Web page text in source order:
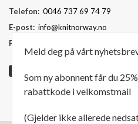
Telefon: 0046 737 69 74 79
E-post: info@knitnorway.no
Foretaksregisteret:
Meld deg på vårt
Som ny abonnent får du
rabattkode i velkomstmail
(Gjelder ikke allerede